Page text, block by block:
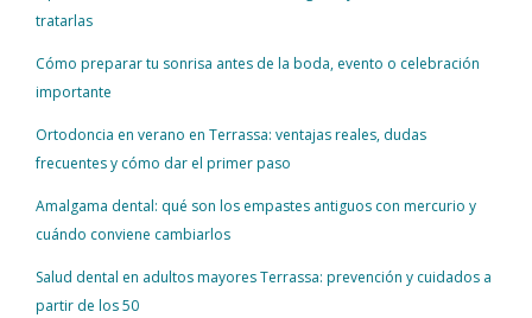
tratarlas
Cómo preparar tu sonrisa antes de la boda, evento o celebración
importante
Ortodoncia en verano en Terrassa: ventajas reales, dudas
frecuentes y cómo dar el primer paso
Amalgama dental: qué son los empastes antiguos con mercurio y
cuándo conviene cambiarlos
Salud dental en adultos mayores Terrassa: prevención y cuidados a
partir de los 50